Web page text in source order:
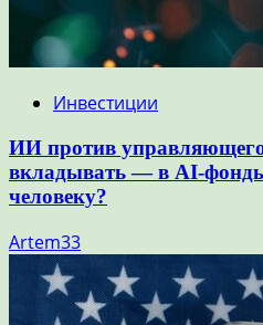
Инвестиции
ИИ против
вкладывать — в AI-
человеку?
Artem33